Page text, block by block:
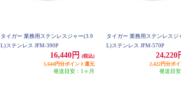
タイガー 業務用ステンレスジャー(3.9
L)ステンレス JFM-390P
16,440円
(税込)
1,644円分ポイント還元
発送目安：1ヶ月
タイガー 業務用ステンレスジ
L)ステンレス JFM-570P
24,220
2,422円分ポ
発送目